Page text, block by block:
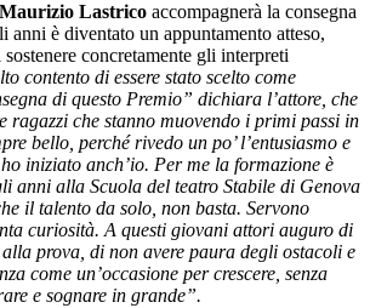
Maurizio Lastrico accompagnerà la consegna
anni è diventato un appuntamento atteso,
concretamente gli interpreti
contento di essere stato scelto come
di questo Premio” dichiara l’attore, che
ragazzi che stanno muovendo i primi passi in
bello, perché rivedo un po’ l’entusiasmo e
iniziato anch’io. Per me la formazione è
anni alla Scuola del teatro Stabile di Genova
il talento da solo, non basta. Servono
curiosità. A questi giovani attori auguro di
prova, di non avere paura degli ostacoli e
come un’occasione per crescere, senza
e sognare in grande”.